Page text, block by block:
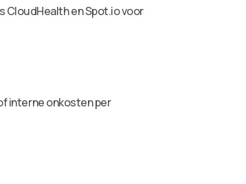
en Spot.io voor
interne onkosten per